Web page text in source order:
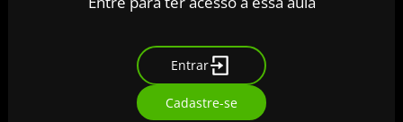
Entrar
Cadastre-se